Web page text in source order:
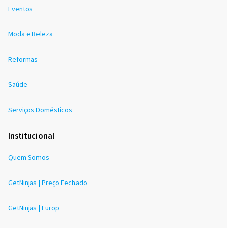
Eventos
Moda e Beleza
Reformas
Saúde
Serviços Domésticos
Institucional
Quem Somos
GetNinjas | Preço Fechado
GetNinjas | Europ